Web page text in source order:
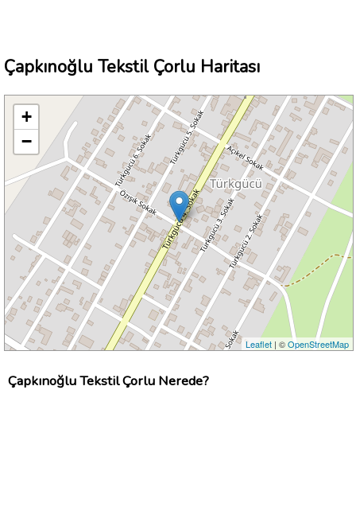
Çapkınoğlu Tekstil Çorlu Haritası
+
−
Leaflet | ©OpenStreetMap
Çapkınoğlu Tekstil Çorlu Nerede?